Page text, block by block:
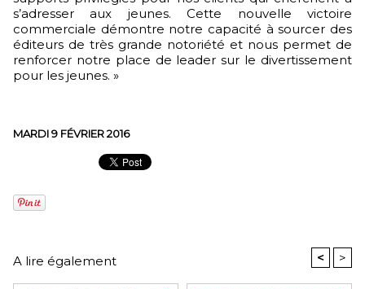
s’adresser aux jeunes. Cette nouvelle victoire
commerciale démontre notre capacité à sourcer des
éditeurs de très grande notoriété et nous permet de
renforcer notre place de leader sur le divertissement
pour les jeunes. »
MARDI 9 FÉVRIER 2016
A lire également < >